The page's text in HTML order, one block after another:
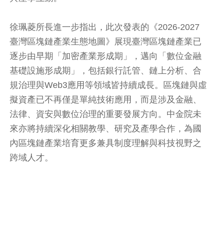
徐珮菱所長進一步指出，此次發表的《2026-2027
臺灣區塊鏈產業生態地圖》展現臺灣區塊鏈產業已
逐步由早期「加密產業形成期」，邁向「數位金融
基礎設施形成期」，包括銀行託管、鏈上分析、合
規治理與Web3應用等領域皆持續成長。區塊鏈與虛
擬資產已不再僅是單純技術應用，而是涉及金融、
法律、資安與數位治理的重要發展方向。中金院未
來亦將持續深化相關教學、研究及產學合作，為國
內區塊鏈產業培育更多兼具制度理解與科技視野之
跨域人才。